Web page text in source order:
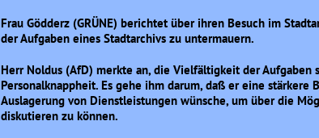
Frau Gödderz (GRÜNE) berichtet über ihren Besuch im
der Aufgaben eines Stadtarchivs zu untermauern.
Herr Noldus (AfD) merkte an, die Vielfältigkeit der Aufgaben
Personalknappheit. Es gehe ihm darum, daß er eine
Auslagerung von Dienstleistungen wünsche, um über die
diskutieren zu können.